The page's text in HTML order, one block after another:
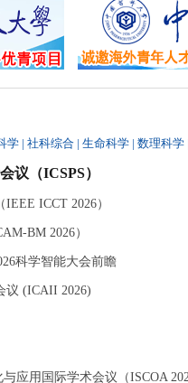
学 | 社科综合 | 生命科学 | 数理科学
议（ICSPS）
ICCT 2026）
BM 2026）
科学智能大会前瞻
议 (ICAII 2026)
应用国际学术会议（ISCOA